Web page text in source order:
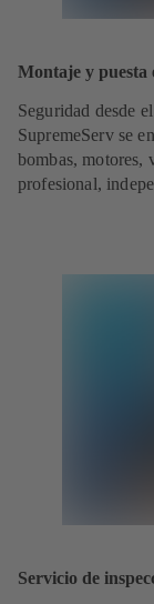
Montaje y puesta
Seguridad desde
SupremeServ se
bombas, motores,
profesional,
Servicio de